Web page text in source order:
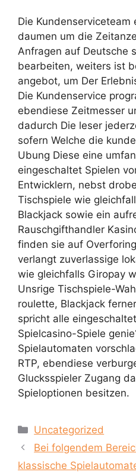
Die
daumen um die
Anfragen auf Deutsche
bearbeiten, weiters ist
angebot, um Der
Die Kundenservice
ebendiese Zeitmesser
dadurch Die leser
sofern Welche die
Ubung Diese eine
eingeschaltet Spielen
Entwicklern, nebst
Tischspiele wie
Blackjack sowie ein
Rauschgifthandler
finden sie auf
verlangt zuverlassige
wie gleichfalls Giropay
Unsrige Tischspiele-
roulette, Blackjack
spricht alle
Spielcasino-Spiele
Spielautomaten
RTP, ebendiese
Glucksspieler Zugang
Spieloptionen besitzen.
Uncategorized
Bei folgendem
klassische